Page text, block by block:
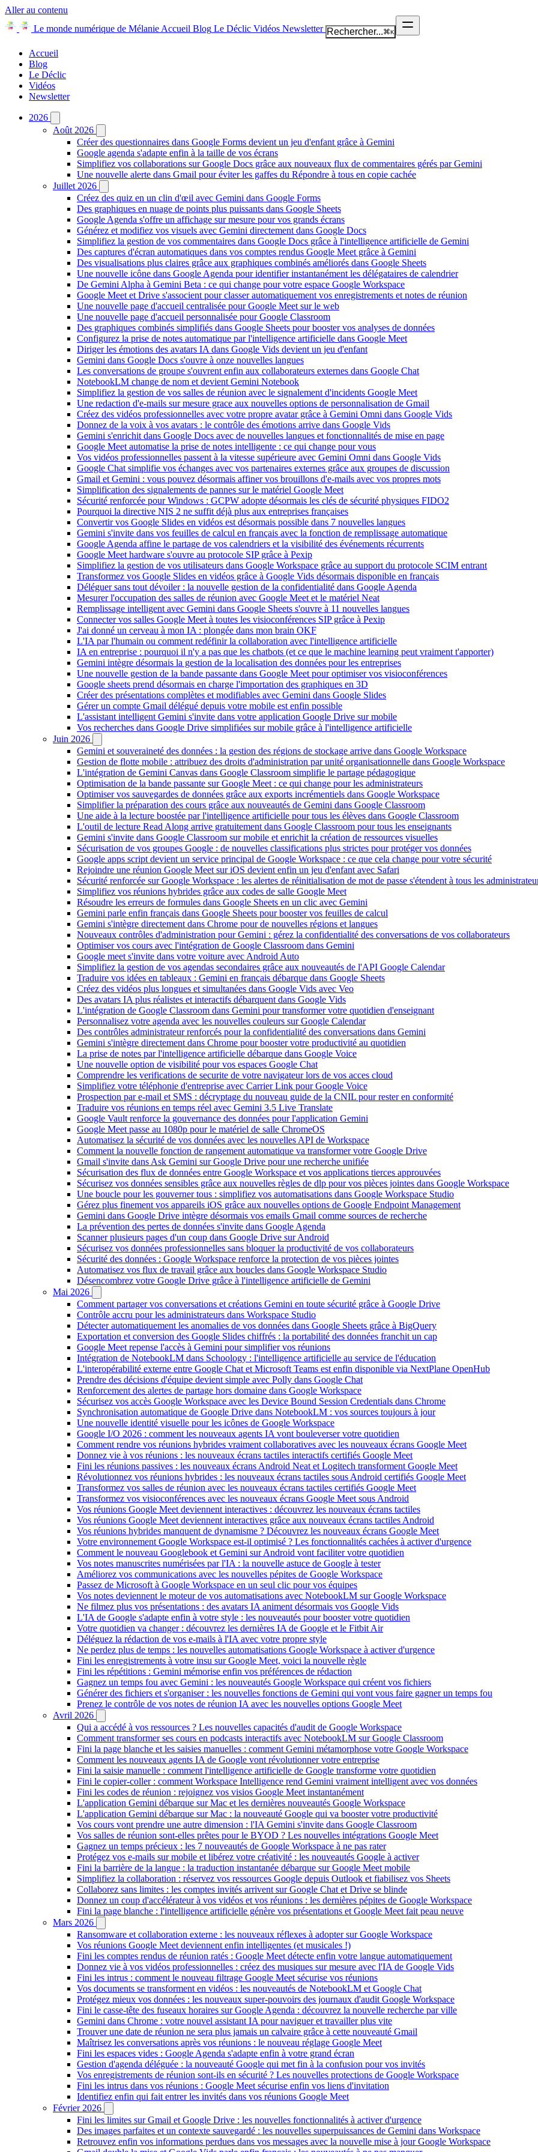
Aller au contenu
Le monde numérique de Mélanie Accueil Blog Le Déclic Vidéos Newsletter Rechercher...⌘K
Accueil
Blog
Le Déclic
Vidéos
Newsletter
2026
Août 2026
Créer des questionnaires dans Google Forms devient un jeu d'enfant grâce à Gemini
Google agenda s'adapte enfin à la taille de vos écrans
Simplifiez vos collaborations sur Google Docs grâce aux nouveaux flux de commentaires gérés par Gemini
Une nouvelle alerte dans Gmail pour éviter les gaffes du Répondre à tous en copie cachée
Juillet 2026
Créez des quiz en un clin d'œil avec Gemini dans Google Forms
Des graphiques en nuage de points plus puissants dans Google Sheets
Google Agenda s'offre un affichage sur mesure pour vos grands écrans
Générez et modifiez vos visuels avec Gemini directement dans Google Docs
Simplifiez la gestion de vos commentaires dans Google Docs grâce à l'intelligence artificielle de Gemini
Des captures d'écran automatiques dans vos comptes rendus Google Meet grâce à Gemini
Des visualisations plus claires grâce aux graphiques combinés améliorés dans Google Sheets
Une nouvelle icône dans Google Agenda pour identifier instantanément les délégataires de calendrier
De Gemini Alpha à Gemini Beta : ce qui change pour votre espace Google Workspace
Google Meet et Drive s'associent pour classer automatiquement vos enregistrements et notes de réunion
Une nouvelle page d'accueil centralisée pour Google Meet sur le web
Une nouvelle page d'accueil personnalisée pour Google Classroom
Des graphiques combinés simplifiés dans Google Sheets pour booster vos analyses de données
Configurez la prise de notes automatique par l'intelligence artificielle dans Google Meet
Diriger les émotions des avatars IA dans Google Vids devient un jeu d'enfant
Gemini dans Google Docs s'ouvre à onze nouvelles langues
Les conversations de groupe s'ouvrent enfin aux collaborateurs externes dans Google Chat
NotebookLM change de nom et devient Gemini Notebook
Simplifiez la gestion de vos salles de réunion avec le signalement d'incidents Google Meet
Une redaction d'e-mails sur mesure grace aux nouvelles options de personnalisation de Gmail
Créez des vidéos professionnelles avec votre propre avatar grâce à Gemini Omni dans Google Vids
Donnez de la voix à vos avatars : le contrôle des émotions arrive dans Google Vids
Gemini s'enrichit dans Google Docs avec de nouvelles langues et fonctionnalités de mise en page
Google Meet automatise la prise de notes intelligente : ce qui change pour vous
Vos vidéos professionnelles passent à la vitesse supérieure avec Gemini Omni dans Google Vids
Google Chat simplifie vos échanges avec vos partenaires externes grâce aux groupes de discussion
Gmail et Gemini : vous pouvez désormais affiner vos brouillons d'e-mails avec vos propres mots
Simplification des signalements de pannes sur le matériel Google Meet
Sécurité renforcée pour Windows : GCPW adopte désormais les clés de sécurité physiques FIDO2
Pourquoi la directive NIS 2 ne suffit déjà plus aux entreprises françaises
Convertir vos Google Slides en vidéos est désormais possible dans 7 nouvelles langues
Gemini s'invite dans vos feuilles de calcul en français avec la fonction de remplissage automatique
Google Agenda affine le partage de vos calendriers et la visibilité des événements récurrents
Google Meet hardware s'ouvre au protocole SIP grâce à Pexip
Simplifiez la gestion de vos utilisateurs dans Google Workspace grâce au support du protocole SCIM entrant
Transformez vos Google Slides en vidéos grâce à Google Vids désormais disponible en français
Déléguer sans tout dévoiler : la nouvelle gestion de la confidentialité dans Google Agenda
Mesurer l'occupation des salles de réunion avec Google Meet et le matériel Neat
Remplissage intelligent avec Gemini dans Google Sheets s'ouvre à 11 nouvelles langues
Connecter vos salles Google Meet à toutes les visioconférences SIP grâce à Pexip
J'ai donné un cerveau à mon IA : plongée dans mon brain OKF
L'IA par l'humain ou comment redéfinir la collaboration avec l'intelligence artificielle
IA en entreprise : pourquoi il n'y a pas que les chatbots (et ce que le machine learning peut vraiment t'apporter)
Gemini intègre désormais la gestion de la localisation des données pour les entreprises
Une nouvelle gestion de la bande passante dans Google Meet pour optimiser vos visioconférences
Google sheets prend désormais en charge l'importation des graphiques en 3D
Créer des présentations complètes et modifiables avec Gemini dans Google Slides
Gérer un compte Gmail délégué depuis votre mobile est enfin possible
L'assistant intelligent Gemini s'invite dans votre application Google Drive sur mobile
Vos recherches dans Google Drive simplifiées sur mobile grâce à l'intelligence artificielle
Juin 2026
Gemini et souveraineté des données : la gestion des régions de stockage arrive dans Google Workspace
Gestion de flotte mobile : attribuez des droits d'administration par unité organisationnelle dans Google Workspace
L'intégration de Gemini Canvas dans Google Classroom simplifie le partage pédagogique
Optimisation de la bande passante sur Google Meet : ce qui change pour les administrateurs
Optimiser vos sauvegardes de données grâce aux exports incrémentiels dans Google Workspace
Simplifier la préparation des cours grâce aux nouveautés de Gemini dans Google Classroom
Une aide à la lecture boostée par l'intelligence artificielle pour tous les élèves dans Google Classroom
L'outil de lecture Read Along arrive gratuitement dans Google Classroom pour tous les enseignants
Gemini s'invite dans Google Classroom sur mobile et enrichit la création de ressources visuelles
Sécurisation de vos groupes Google : de nouvelles classifications plus strictes pour protéger vos données
Google apps script devient un service principal de Google Workspace : ce que cela change pour votre sécurité
Rejoindre une réunion Google Meet sur iOS devient enfin un jeu d'enfant avec Safari
Sécurité renforcée sur Google Workspace : les alertes de réinitialisation de mot de passe s'étendent à tous les
Simplifiez vos réunions hybrides grâce aux codes de salle Google Meet
Résoudre les erreurs de formules dans Google Sheets en un clic avec Gemini
Gemini parle enfin français dans Google Sheets pour booster vos feuilles de calcul
Gemini s'intègre directement dans Chrome pour de nouvelles régions et langues
Nouveaux contrôles d'administration pour Gemini : gérez la confidentialité des conversations de vos collaborateurs
Optimiser vos cours avec l'intégration de Google Classroom dans Gemini
Google meet s'invite dans votre voiture avec Android Auto
Simplifiez la gestion de vos agendas secondaires grâce aux nouveautés de l'API Google Calendar
Traduire vos idées en tableaux : Gemini en français débarque dans Google Sheets
Créez des vidéos plus longues et simultanées dans Google Vids avec Veo
Des avatars IA plus réalistes et interactifs débarquent dans Google Vids
L'intégration de Google Classroom dans Gemini pour transformer votre quotidien d'enseignant
Personnalisez votre agenda avec les nouvelles couleurs sur Google Calendar
Des contrôles administrateur renforcés pour la confidentialité des conversations dans Gemini
Gemini s'intègre directement dans Chrome pour booster votre productivité au quotidien
La prise de notes par l'intelligence artificielle débarque dans Google Voice
Une nouvelle option de visibilité pour vos espaces Google Chat
Comprendre les verifications de securite de votre navigateur lors de vos acces cloud
Simplifiez votre téléphonie d'entreprise avec Carrier Link pour Google Voice
Prospection par e-mail et SMS : décryptage du nouveau guide de la CNIL pour rester en conformité
Traduire vos réunions en temps réel avec Gemini 3.5 Live Translate
Google Vault renforce la gouvernance des données pour l'application Gemini
Google Meet passe au 1080p pour le matériel de salle ChromeOS
Automatisez la sécurité de vos données avec les nouvelles API de Workspace
Comment la nouvelle fonction de rangement automatique va transformer votre Google Drive
Gmail s'invite dans Ask Gemini sur Google Drive pour une recherche unifiée
Sécurisation des flux de données entre Google Workspace et vos applications tierces approuvées
Sécurisez vos données sensibles grâce aux nouvelles règles de dlp pour vos pièces jointes dans Google Workspace
Une boucle pour les gouverner tous : simplifiez vos automatisations dans Google Workspace Studio
Gérez plus finement vos appareils iOS grâce aux nouvelles options de Google Endpoint Management
Gemini dans Google Drive intègre désormais vos emails Gmail comme sources de recherche
La prévention des pertes de données s'invite dans Google Agenda
Scanner plusieurs pages d'un coup dans Google Drive sur Android
Sécurisez vos données professionnelles sans bloquer la productivité de vos collaborateurs
Sécurité des données : Google Workspace renforce la protection de vos pièces jointes
Automatisez vos flux de travail grâce aux boucles dans Google Workspace Studio
Désencombrez votre Google Drive grâce à l'intelligence artificielle de Gemini
Mai 2026
Comment partager vos conversations et créations Gemini en toute sécurité grâce à Google Drive
Contrôle accru pour les administrateurs dans Workspace Studio
Détecter automatiquement les anomalies de vos données dans Google Sheets grâce à BigQuery
Exportation et conversion des Google Slides chiffrés : la portabilité des données franchit un cap
Google Meet repense l'accès à Gemini pour simplifier vos réunions
Intégration de NotebookLM dans Schoology : l'intelligence artificielle au service de l'éducation
L'interopérabilité externe entre Google Chat et Microsoft Teams est enfin disponible via NextPlane OpenHub
Prendre des décisions d'équipe devient simple avec Polly dans Google Chat
Renforcement des alertes de partage hors domaine dans Google Workspace
Sécurisez vos accès Google Workspace avec les Device Bound Session Credentials dans Chrome
Synchronisation automatique de Google Drive dans NotebookLM : vos sources toujours à jour
Une nouvelle identité visuelle pour les icônes de Google Workspace
Google I/O 2026 : comment les nouveaux agents IA vont bouleverser votre quotidien
Comment rendre vos réunions hybrides vraiment collaboratives avec les nouveaux écrans Google Meet
Donnez vie à vos réunions : les nouveaux écrans tactiles interactifs certifiés Google Meet
Fini les réunions passives : les nouveaux écrans Android Neat et Logitech transforment Google Meet
Révolutionnez vos réunions hybrides : les nouveaux écrans tactiles sous Android certifiés Google Meet
Transformez vos salles de réunion avec les nouveaux écrans tactiles certifiés Google Meet
Transformez vos visioconférences avec les nouveaux écrans Google Meet sous Android
Vos réunions Google Meet deviennent interactives : découvrez les nouveaux écrans tactiles
Vos réunions Google Meet deviennent interactives grâce aux nouveaux écrans tactiles Android
Vos réunions hybrides manquent de dynamisme ? Découvrez les nouveaux écrans Google Meet
Votre environnement Google Workspace est-il optimisé ? Les fonctionnalités cachées à activer d'urgence
Comment le nouveau Googlebook et Gemini sur Android vont faciliter votre quotidien
Vos notes manuscrites numérisées par l'IA : la nouvelle astuce de Google à tester
Améliorez vos communications avec les nouvelles pépites de Google Workspace
Passez de Microsoft à Google Workspace en un seul clic pour vos équipes
Vos notes deviennent le moteur de vos automatisations avec NotebookLM sur Google Workspace
Ne filmez plus vos présentations : des avatars IA animent désormais vos Google Vids
L'IA de Google s'adapte enfin à votre style : les nouveautés pour booster votre quotidien
Votre quotidien va changer : découvrez les dernières IA de Google et le Fitbit Air
Déléguez la rédaction de vos e-mails à l'IA avec votre propre style
Ne perdez plus de temps : les nouvelles automatisations Google Workspace à activer d'urgence
Fini les enregistrements à votre insu sur Google Meet, voici la nouvelle règle
Fini les répétitions : Gemini mémorise enfin vos préférences de rédaction
Gagnez un temps fou avec Gemini : les nouveautés Google Workspace qui créent vos fichiers
Générer des fichiers et s'organiser : les nouvelles fonctions de Gemini qui vont vous faire gagner un temps fou
Prenez le contrôle de vos notes de réunion IA avec les nouvelles options Google Meet
Avril 2026
Qui a accédé à vos ressources ? Les nouvelles capacités d'audit de Google Workspace
Comment transformer ses cours en podcasts interactifs avec NotebookLM sur Google Classroom
Fini la page blanche et les saisies manuelles : comment Gemini métamorphose votre Google Workspace
Comment les nouveaux agents IA de Google vont révolutionner votre entreprise
Fini la saisie manuelle : comment l'intelligence artificielle de Google transforme votre quotidien
Fini le copier-coller : comment Workspace Intelligence rend Gemini vraiment intelligent avec vos données
Fini les codes de réunion : rejoignez vos visios Google Meet instantanément
L'application Gemini débarque sur Mac et les dernières nouveautés Google Workspace
L'application Gemini débarque sur Mac : la nouveauté Google qui va booster votre productivité
Vos cours vont prendre une autre dimension : l'IA Gemini s'invite dans Google Classroom
Vos salles de réunion sont-elles prêtes pour le BYOD ? Les nouvelles intégrations Google Meet
Gagnez un temps précieux : les 7 nouveautés de Google Workspace à ne pas rater
Protégez vos e-mails sur mobile et libérez votre créativité : les nouveautés Google à activer
Fini la barrière de la langue : la traduction instantanée débarque sur Google Meet mobile
Simplifiez la collaboration : réservez vos ressources Google depuis Outlook et fiabilisez vos Sheets
Collaborez sans limites : les comptes invités arrivent sur Google Chat et Drive se blinde
Donnez un coup d'accélérateur à vos vidéos et vos réunions : les dernières pépites de Google Workspace
Fini la page blanche : l'intelligence artificielle génère vos présentations et Google Meet fait peau neuve
Mars 2026
Ransomware et collaboration externe : les nouveaux réflexes à adopter sur Google Workspace
Vos réunions Google Meet deviennent enfin intelligentes (et musicales !)
Fini les comptes rendus de réunion ratés : Google Meet détecte enfin votre langue automatiquement
Donnez vie à vos vidéos professionnelles : créez des musiques sur mesure avec l'IA de Google Vids
Fini les intrus : comment le nouveau filtrage Google Meet sécurise vos réunions
Vos documents se transforment en vidéos : les nouveautés de NotebookLM et Google Chat
Protégez mieux vos données : les nouveaux super-pouvoirs des journaux d'audit Google Workspace
Fini le casse-tête des fuseaux horaires sur Google Agenda : découvrez la nouvelle recherche par ville
Gemini dans Chrome : votre nouvel assistant IA pour naviguer et travailler plus vite
Trouver une date de réunion ne sera plus jamais un calvaire grâce à cette nouveauté Gmail
Maîtrisez les conversations après vos réunions : le nouveau réglage Google Meet
Fini les espaces vides : Google Agenda s'adapte enfin à votre grand écran
Gestion d'agenda déléguée : la nouveauté Google qui met fin à la confusion pour vos invités
Vos enregistrements de réunion sont-ils en sécurité ? Les nouvelles protections de Google Workspace
Fini les intrus dans vos réunions : Google Meet sécurise enfin vos liens d'invitation
Identifiez enfin qui fait entrer les invités dans vos réunions Google Meet
Février 2026
Fini les limites sur Gmail et Google Drive : les nouvelles fonctionnalités à activer d'urgence
Des images parfaites et un contexte sauvegardé : les nouvelles superpuissances de Gemini dans Workspace
Retrouvez enfin vos informations perdues dans vos messages avec la nouvelle mise à jour Google Workspace